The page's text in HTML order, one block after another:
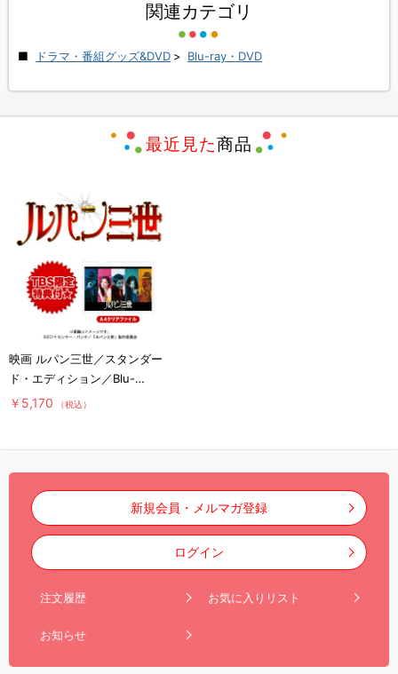
関連カテゴリ
ドラマ・番組グッズ&DVD > Blu-ray・DVD
最近見た商品
映画 ルパン三世／スタンダー
ド・エディション／Blu-
ray（TBSオリジナル特典付
￥5,170 （税込）
新規会員・メルマガ登録
ログイン
注文履歴 お気に入りリスト
お知らせ